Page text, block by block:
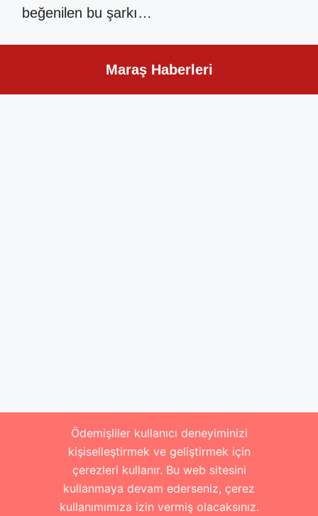
beğenilen bu şarkı…
Maraş Haberleri
Ödemişliler kullanıcı deneyiminizi
kişiselleştirmek ve geliştirmek için
çerezleri kullanır. Bu web sitesini
kullanmaya devam ederseniz, çerez
kullanımımıza izin vermiş olacaksınız.